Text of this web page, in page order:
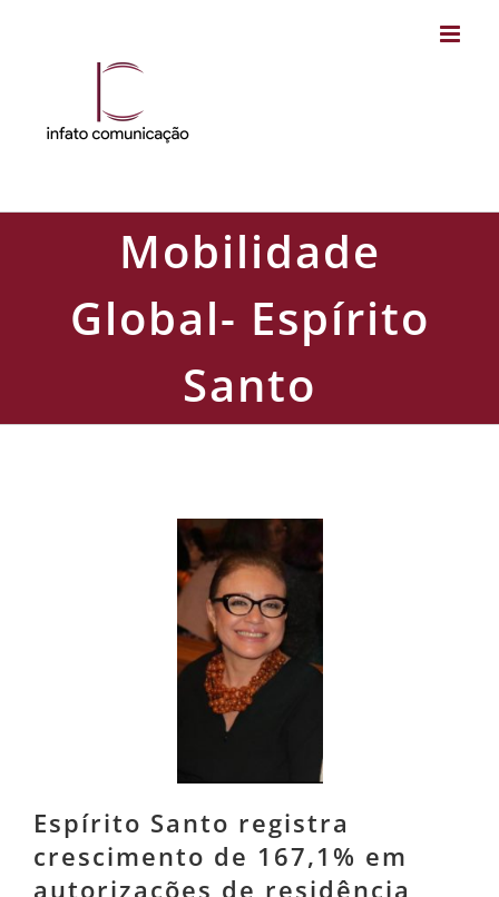
Mobilidade
Global- Espírito
Santo
Espírito Santo registra
crescimento de 167,1% em
autorizações de residência